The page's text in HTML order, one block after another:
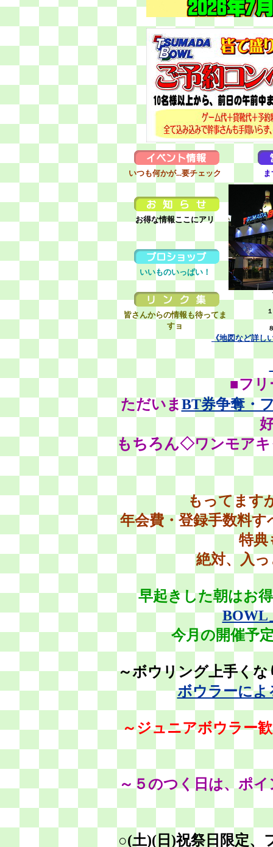
いつも何かが...要チェック
お得な情報ここにアリ
いいものいっぱい！
皆さんからの情報も待ってま
すョ
《地図など詳し
■フリ
ただいま BT券争奪・
もちろん◇ワンモアキ
もってます
年会費・登録手数料
特典
絶対、入
早起きした朝はお
BOWL
今月の開催予
～ボウリング上手く
ボウラーに
～ジュニアボウラー
～５のつく日は、ポ
○(土)(日)祝祭日限定、